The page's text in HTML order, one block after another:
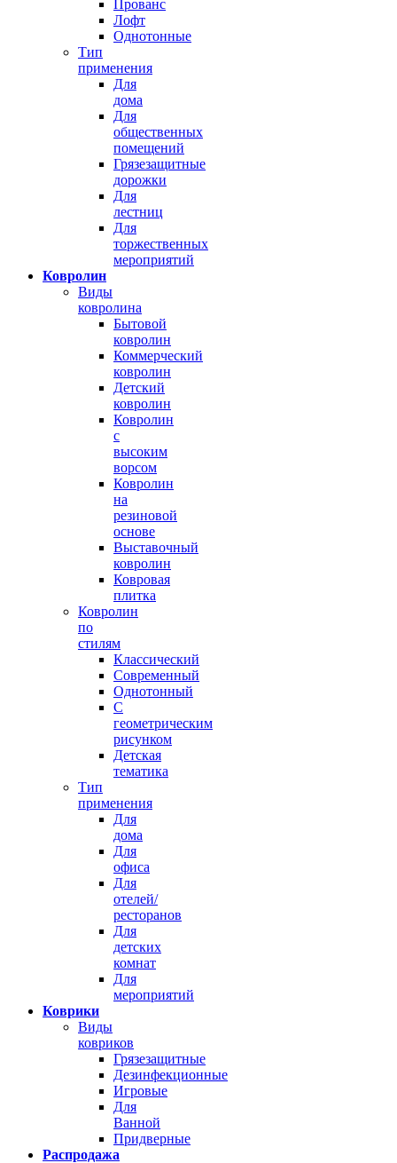
Прованс
Лофт
Однотонные
Тип
применения
Для
дома
Для
общественных
помещений
Грязезащитные
дорожки
Для
лестниц
Для
торжественных
мероприятий
Ковролин
Виды
ковролина
Бытовой
ковролин
Коммерческий
ковролин
Детский
ковролин
Ковролин
с
высоким
ворсом
Ковролин
на
резиновой
основе
Выставочный
ковролин
Ковровая
плитка
Ковролин
по
стилям
Классический
Современный
Однотонный
С
геометрическим
рисунком
Детская
тематика
Тип
применения
Для
дома
Для
офиса
Для
отелей/
ресторанов
Для
детских
комнат
Для
мероприятий
Коврики
Виды
ковриков
Грязезащитные
Дезинфекционные
Игровые
Для
Ванной
Придверные
Распродажа